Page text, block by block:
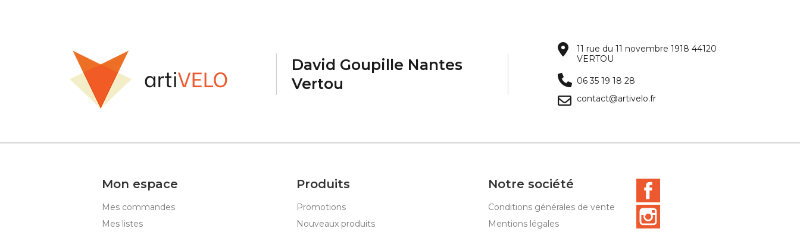
David Goupille Nantes
Vertou
11 rue du 11 novembre 1918 44120
VERTOU
06 35 19 18 28
contact@artivelo.fr
Mon espace
Mes commandes
Mes listes
Produits
Promotions
Nouveaux produits
Notre société
Conditions générales de vente
Mentions légales